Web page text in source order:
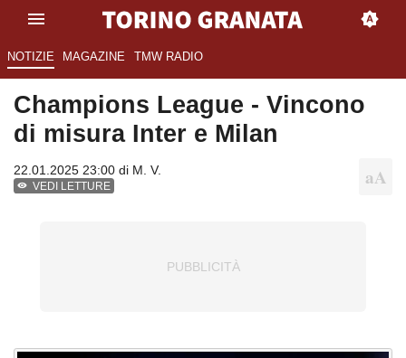
NOTIZIE MAGAZINE TMW RADIO
Champions League - Vincono
di misura Inter e Milan
22.01.2025 23:00 di M. V.
VEDI LETTURE